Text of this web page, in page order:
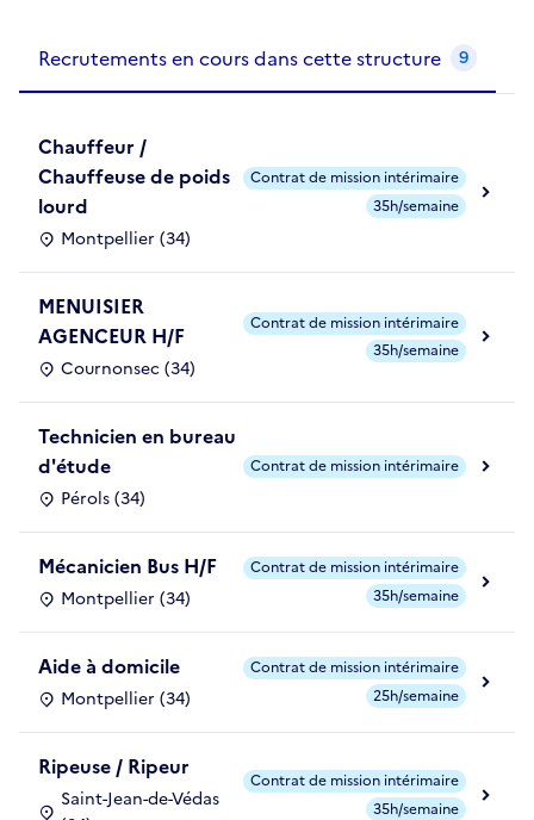
Recrutements en cours dans cette structure 9
Chauffeur /
Chauffeuse de poids
lourd
Montpellier (34)
Contrat de mission intérimaire
35h/semaine
MENUISIER
AGENCEUR H/F
Cournonsec (34)
Contrat de mission intérimaire
35h/semaine
Technicien en bureau
d'étude
Pérols (34)
Contrat de mission intérimaire
Mécanicien Bus H/F
Montpellier (34)
Contrat de mission intérimaire
35h/semaine
Aide à domicile
Montpellier (34)
Contrat de mission intérimaire
25h/semaine
Ripeuse / Ripeur
Saint-Jean-de-Védas
Contrat de mission intérimaire
35h/semaine